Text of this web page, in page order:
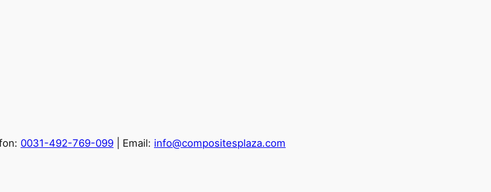
0031-492-769-099 | Email: info@compositesplaza.com